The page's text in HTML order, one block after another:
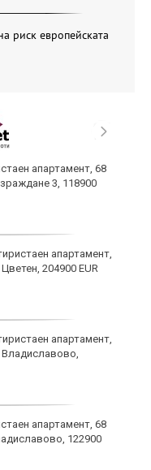
риск европейската
апартамент, 68
3, 118900
апартамент,
204900 EUR
апартамент,
Владиславово,
апартамент, 68
122900